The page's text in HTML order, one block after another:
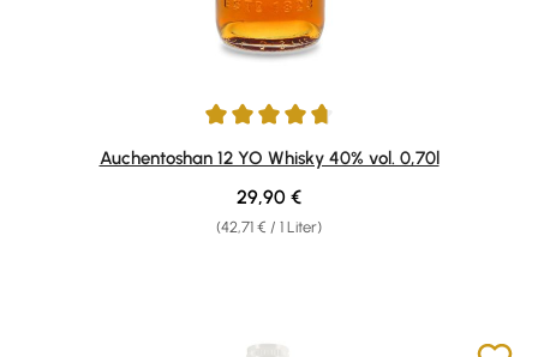
Durchschnittliche Bewertung von 4.75 von 5 Sternen
Auchentoshan 12 YO Whisky 40% vol. 0,70l
(42,71 € / 1 Liter)
Regulärer Preis:
29,90 €